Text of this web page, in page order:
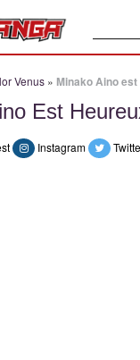
Venus » Minako Aino
Est
Instagram